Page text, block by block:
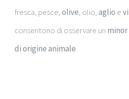
fresca, pesce,olive, olio,aglio e
consentono di osservare un
di origine animale